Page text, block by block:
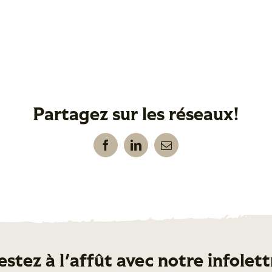
Partagez sur les réseaux!
FacebookLinkedInEmail
à l'affût avec notre